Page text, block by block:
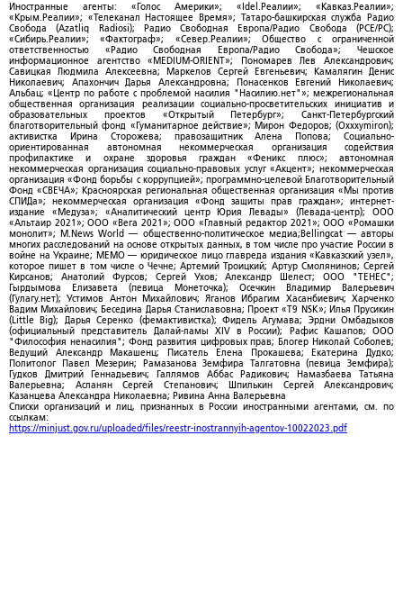
Иностранные агенты: «Голос Америки»; «Idel.Реалии»; «Кавказ.Реалии»;
«Крым.Реалии»; «Телеканал Настоящее Время»; Татаро-башкирская служба Радио
Свобода (Azatliq Radiosi); Радио Свободная Европа/Радио Свобода (PCE/PC);
«Сибирь.Реалии»; «Фактограф»; «Север.Реалии»; Общество с ограниченной
ответственностью «Радио Свободная Европа/Радио Свобода»; Чешское
информационное агентство «MEDIUM-ORIENT»; Пономарев Лев Александрович;
Савицкая Людмила Алексеевна; Маркелов Сергей Евгеньевич; Камалягин Денис
Николаевич; Апахончич Дарья Александровна; Понасенков Евгений Николаевич;
Альбац; «Центр по работе с проблемой насилия "Насилию.нет"»; межрегиональная
общественная организация реализации социально-просветительских инициатив и
образовательных проектов «Открытый Петербург»; Санкт-Петербургский
благотворительный фонд «Гуманитарное действие»; Мирон Федоров; (Oxxxymiron);
активистка Ирина Сторожева; правозащитник Алена Попова; Социально-
ориентированная автономная некоммерческая организация содействия
профилактике и охране здоровья граждан «Феникс плюс»; автономная
некоммерческая организация социально-правовых услуг «Акцент»; некоммерческая
организация «Фонд борьбы с коррупцией»; программно-целевой Благотворительный
Фонд «СВЕЧА»; Красноярская региональная общественная организация «Мы против
СПИДа»; некоммерческая организация «Фонд защиты прав граждан»; интернет-
издание «Медуза»; «Аналитический центр Юрия Левады» (Левада-центр); ООО
«Альтаир 2021»; ООО «Вега 2021»; ООО «Главный редактор 2021»; ООО «Ромашки
монолит»; M.News World — общественно-политическое медиа;Bellingcat — авторы
многих расследований на основе открытых данных, в том числе про участие России в
войне на Украине; МЕМО — юридическое лицо главреда издания «Кавказский узел»,
которое пишет в том числе о Чечне; Артемий Троицкий; Артур Смолянинов; Сергей
Кирсанов; Анатолий Фурсов; Сергей Ухов; Александр Шелест; ООО "ТЕНЕС";
Гырдымова Елизавета (певица Монеточка); Осечкин Владимир Валерьевич
(Гулагу.нет); Устимов Антон Михайлович; Яганов Ибрагим Хасанбиевич; Харченко
Вадим Михайлович; Беседина Дарья Станиславовна; Проект «T9 NSK»; Илья Прусикин
(Little Big); Дарья Серенко (фемактивистка); Фидель Агумава; Эрдни Омбадыков
(официальный представитель Далай-ламы XIV в России); Рафис Кашапов; ООО
"Философия ненасилия"; Фонд развития цифровых прав; Блогер Николай Соболев;
Ведущий Александр Макашенц; Писатель Елена Прокашева; Екатерина Дудко;
Политолог Павел Мезерин; Рамазанова Земфира Талгатовна (певица Земфира);
Гудков Дмитрий Геннадьевич; Галлямов Аббас Радикович; Намазбаева Татьяна
Валерьевна; Асланян Сергей Степанович; Шпилькин Сергей Александрович;
Казанцева Александра Николаевна; Ривина Анна Валерьевна
Списки организаций и лиц, признанных в России иностранными агентами, см. по
ссылкам:
https://minjust.gov.ru/uploaded/files/reestr-inostrannyih-agentov-10022023.pdf